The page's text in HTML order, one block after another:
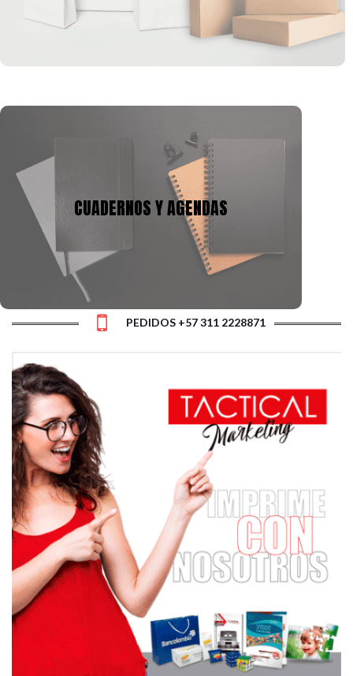
CUADERNOS Y AGENDAS
CUADERNOS Y AGENDAS
Tenemos mas de 10 años en la fabricación de
cuadernos y agendas, podemos adecuarnos a tu
presupuesto y a la necesidad, con gran variedad de
tamaños, cantidad de hojas y materiales.
PEDIDOS +57 311 2228871